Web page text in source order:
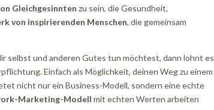
Gleichgesinnten zu sein, die Gesundheit,
von inspirierenden Menschen, die gemeinsam
selbst und anderen Gutes tun möchtest, dann lohnt es
Einfach als Möglichkeit, deinen Weg zu einem
nicht nur ein Business-Modell, sondern eine echte
Marketing-Modell mit echten Werten arbeiten